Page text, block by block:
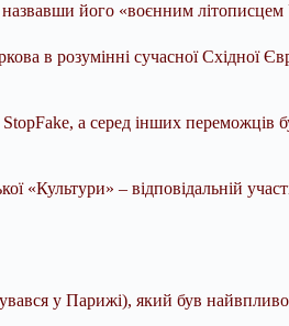
його «воєнним літописцем
в розумінні сучасної Східної
а серед інших переможців
«Культури» – відповідальній
у Парижі), який був